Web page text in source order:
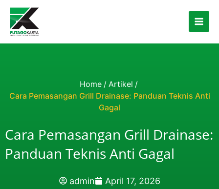
Skip to content
Home / Artikel /
Cara Pemasangan Grill Drainase: Panduan Teknis Anti
Gagal
Cara Pemasangan Grill Drainase:
Panduan Teknis Anti Gagal
admin April 17, 2026